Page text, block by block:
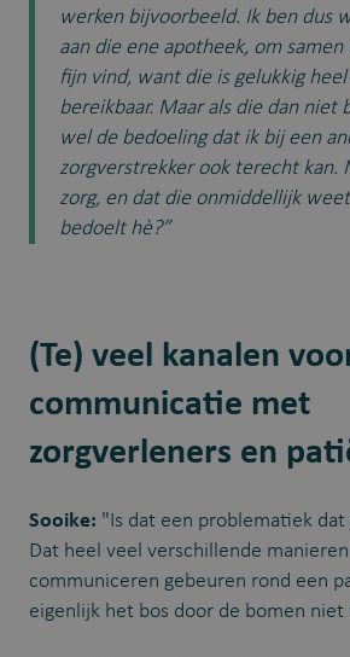
werken bijvoorbeeld. Ik ben dus
aan die ene apotheek, om
fijn vind, want die is gelukkig heel
bereikbaar. Maar als die dan niet
wel de bedoeling dat ik bij een
zorgverstrekker ook terecht kan.
zorg, en dat die onmiddellijk
bedoelt hè?”
(Te) veel kanalen
communicatie met
zorgverleners en
Sooike: "Is dat een problematiek dat
Dat heel veel verschillende
communiceren gebeuren rond een
eigenlijk het bos door de bomen